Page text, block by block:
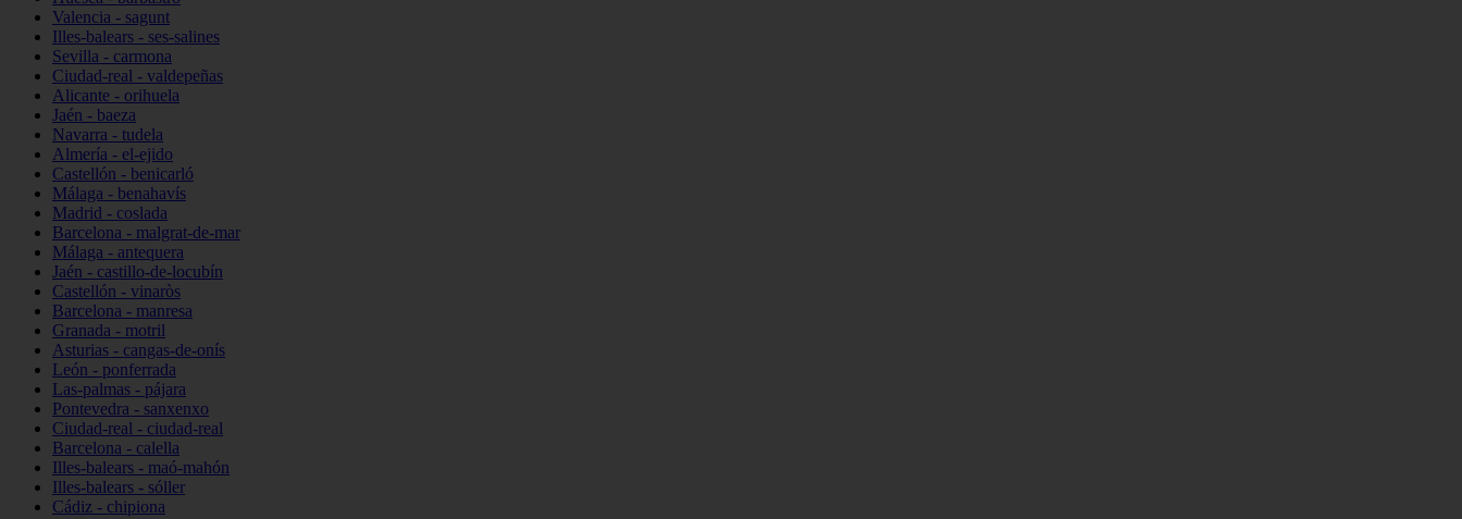
Valencia - sagunt
Illes-balears - ses-salines
Sevilla - carmona
Ciudad-real - valdepeñas
Alicante - orihuela
Jaén - baeza
Navarra - tudela
Almería - el-ejido
Castellón - benicarló
Málaga - benahavís
Madrid - coslada
Barcelona - malgrat-de-mar
Málaga - antequera
Jaén - castillo-de-locubín
Castellón - vinaròs
Barcelona - manresa
Granada - motril
Asturias - cangas-de-onís
León - ponferrada
Las-palmas - pájara
Pontevedra - sanxenxo
Ciudad-real - ciudad-real
Barcelona - calella
Illes-balears - maó-mahón
Illes-balears - sóller
Cádiz - chipiona